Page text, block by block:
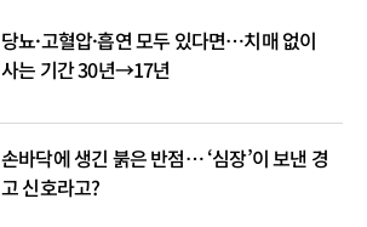
당뇨·고혈압·흡연 모두 있다면…치매 없이
사는 기간 30년→17년
손바닥에 생긴 붉은 반점… ‘심장’이 보낸 경
고 신호라고?